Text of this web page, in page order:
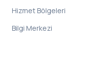
Hizmet Bölgeleri
Bilgi Merkezi